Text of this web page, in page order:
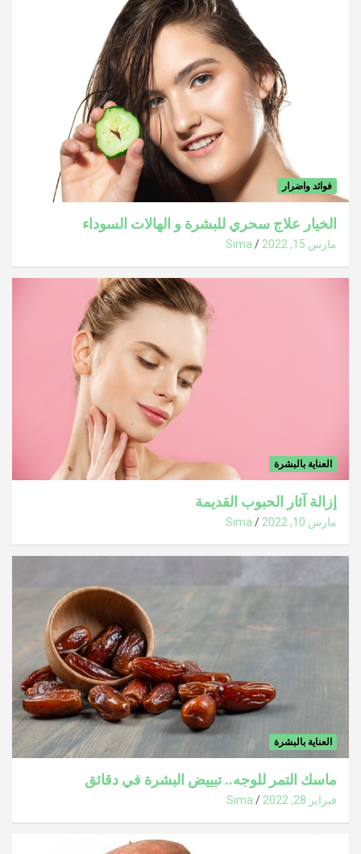
فوائد واضرار
الخيار علاج سحري للبشرة و الهالات السوداء
مارس 15, 2022 Sima
العناية بالبشرة
إزالة آثار الحبوب القديمة
مارس 10, 2022 Sima
العناية بالبشرة
ماسك التمر للوجه.. تبييض البشرة في دقائق
فبراير 28, 2022 Sima